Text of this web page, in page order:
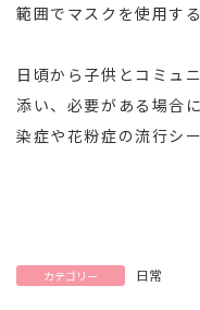
範囲でマスクを使用す
日頃から子供とコミュ
添い、必要がある場合
染症や花粉症の流行シ
カテゴリー 日常